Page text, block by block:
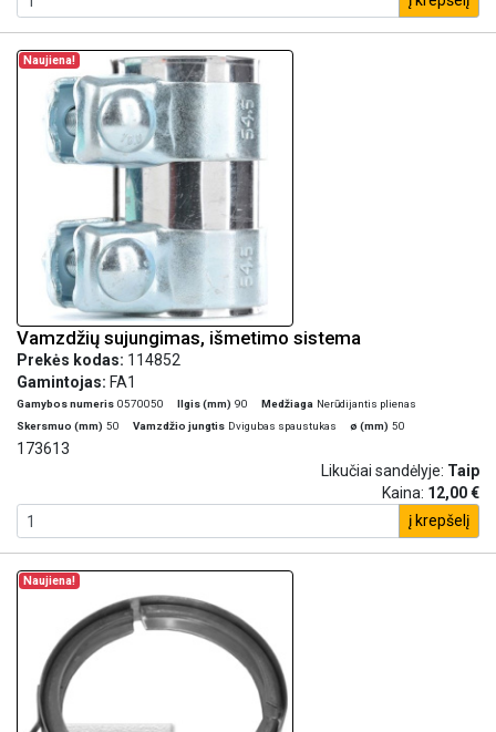
Naujiena!
Vamzdžių sujungimas, išmetimo sistema
Prekės kodas: 114852
Gamintojas: FA1
Gamybos numeris 0570050 Ilgis (mm) 90 Medžiaga Nerūdijantis plienas
Skersmuo (mm) 50 Vamzdžio jungtis Dvigubas spaustukas ø (mm) 50
173613
Likučiai sandėlyje: Taip
Kaina: 12,00 €
į krepšelį
Naujiena!